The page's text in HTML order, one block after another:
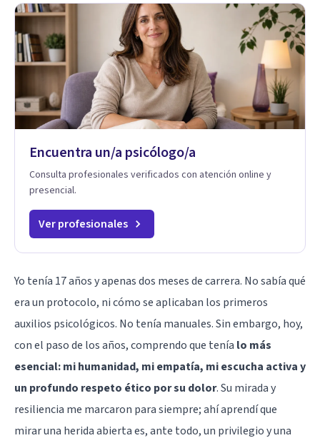
Encuentra un/a psicólogo/a
Consulta profesionales verificados con atención online y
presencial.
Ver profesionales
Yo tenía 17 años y apenas dos meses de carrera. No sabía qué
era un protocolo, ni cómo se aplicaban los primeros
auxilios psicológicos. No tenía manuales. Sin embargo, hoy,
con el paso de los años, comprendo que tenía lo más
esencial: mi humanidad, mi empatía, mi escucha activa y
un profundo respeto ético por su dolor. Su mirada y
resiliencia me marcaron para siempre; ahí aprendí que
mirar una herida abierta es, ante todo, un privilegio y una